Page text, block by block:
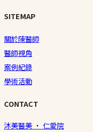
SITEMAP
關於陳醫師
醫師視角
案例紀錄
學術活動
CONTACT
沐美醫美 · 仁愛院